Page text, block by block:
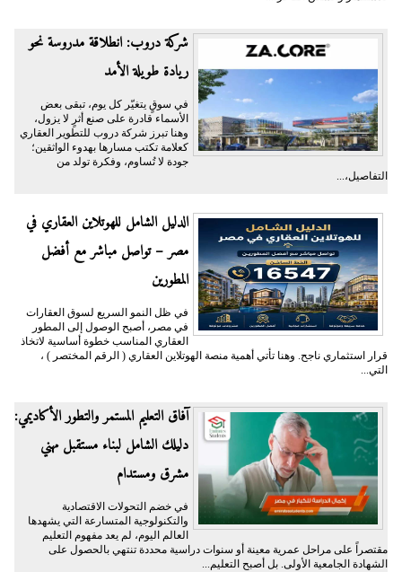
شركة دروب: انطلاقة مدروسة نحو
ريادة طويلة الأمد
في سوقٍ يتغيّر كل يوم، تبقى بعض
الأسماء قادرة على صنع أثرٍ لا يزول،
وهنا تبرز شركة دروب للتطوير العقاري
كعلامة تكتب مسارها بهدوء الواثقين؛
جودة لا تُساوم، وفكرة تولد من
التفاصيل،...
الدليل الشامل للهوتلاين العقاري في
مصر – تواصل مباشر مع أفضل
المطورين
في ظل النمو السريع لسوق العقارات
في مصر، أصبح الوصول إلى المطور
العقاري المناسب خطوة أساسية لاتخاذ
قرار استثماري ناجح. وهنا تأتي أهمية منصة الهوتلاين العقاري ( الرقم المختصر ) ،
التي...
آفاق التعليم المستمر والتطور الأكاديمي:
دليلك الشامل لبناء مستقبل مهني
مشرق ومستدام
في خضم التحولات الاقتصادية
والتكنولوجية المتسارعة التي يشهدها
العالم اليوم، لم يعد مفهوم التعليم
مقتصراً على مراحل عمرية معينة أو سنوات دراسية محددة تنتهي بالحصول على
الشهادة الجامعية الأولى. بل أصبح التعليم...